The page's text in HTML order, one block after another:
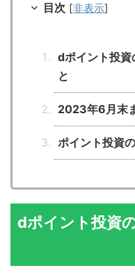
目次 [非表示]
dポイント投資
と
2023年6月末
ポイント投資
dポイント投資